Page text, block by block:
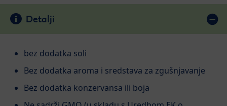
Detalji
bez dodatka soli
Bez dodatka aroma i sredstava za zgušnjavanje
Bez dodatka konzervansa ili boja